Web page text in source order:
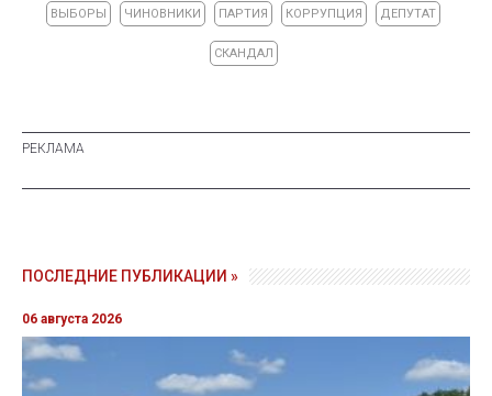
ВЫБОРЫ ЧИНОВНИКИ ПАРТИЯ КОРРУПЦИЯ ДЕПУТАТ
СКАНДАЛ
ПОСЛЕДНИЕ ПУБЛИКАЦИИ »
06 августа 2026